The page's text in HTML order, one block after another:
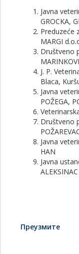
Javna
GROCKA,
Preduzeće
MARGI
Društveno
J. P.
Blaca,
Javna
POŽEGA,
Društveno
Javna
HAN
Javna
ALEKSINAC
Преузмите